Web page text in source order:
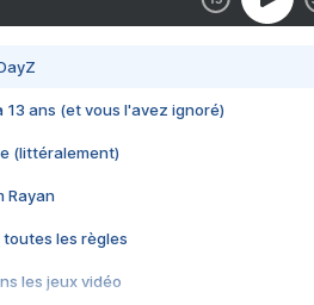
13 ans (et vous l'avez ignoré)
(littéralement)
Rayan
toutes les règles
les jeux vidéo